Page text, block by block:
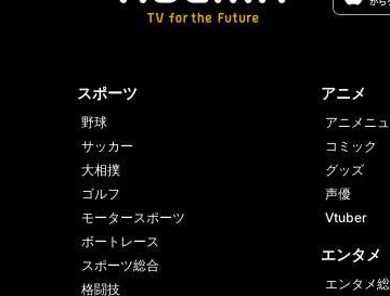
スポーツ
野球
サッカー
大相撲
ゴルフ
モータースポーツ
ボートレース
スポーツ総合
格闘技
アニメ
アニメニ
コミック
グッズ
声優
Vtuber
エンタメ
エンタメ